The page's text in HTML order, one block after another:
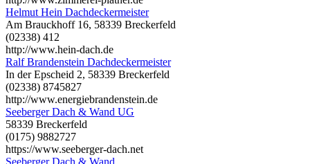
Helmut Hein Dachdeckermeister
Am Brauckhoff 16, 58339 Breckerfeld
(02338) 412
http://www.hein-dach.de
Ralf Brandenstein Dachdeckermeister
In der Epscheid 2, 58339 Breckerfeld
(02338) 8745827
http://www.energiebrandenstein.de
Seeberger Dach & Wand UG
58339 Breckerfeld
(0175) 9882727
https://www.seeberger-dach.net
Seeberger Dach & Wand